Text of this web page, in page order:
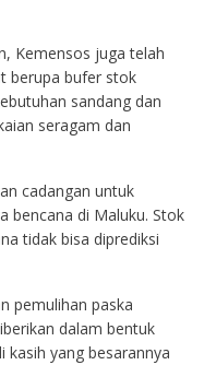
Kemensos juga telah
berupa bufer stok
sandang dan
seragam dan
cadangan untuk
bencana di Maluku. Stok
tidak bisa diprediksi
pemulihan paska
dalam bentuk
kasih yang besarannya